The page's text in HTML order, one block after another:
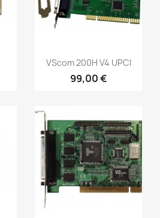
Vista rápida
VScom 200H V4 UPCI
99,00 €